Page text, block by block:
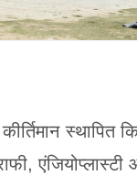
स्थापित
एंजियोप्लास्टी